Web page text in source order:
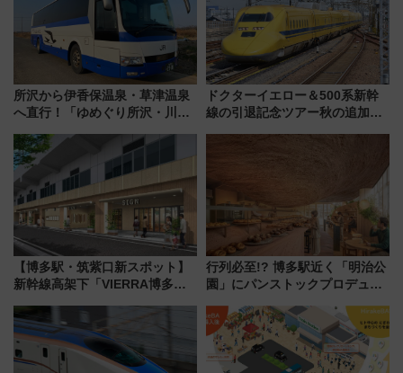
所沢から伊香保温泉・草津温泉
へ直行！「ゆめぐり所沢・川越
軽に 運行ダイヤ・運賃を解説
ドクターイエロー＆500系新幹
線の引退記念ツアー秋の追加企
【博多駅・筑紫口新スポット】
新幹線高架下「VIERRA博多テ
など注目の全6店舗 「博多活憩
通り」も一新
行列必至!? 博多駅近く「明治公
園」にパンストックプロデュー
オープン 秋からはビストロ営業
も！